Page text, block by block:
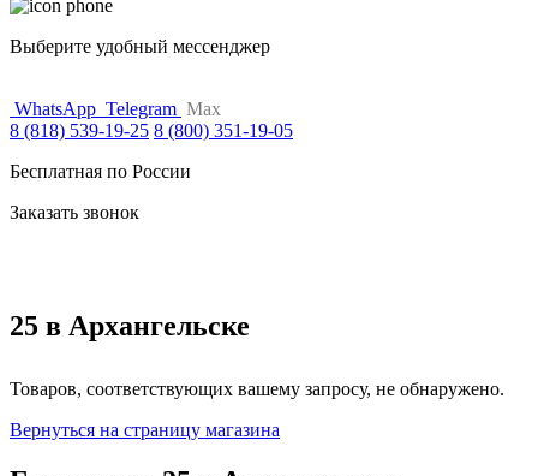
Выберите удобный мессенджер
WhatsApp Telegram Max
8 (818) 539-19-25 8 (800) 351-19-05
Бесплатная по России
Заказать звонок
25 в Архангельске
Товаров, соответствующих вашему запросу, не обнаружено.
Вернуться на страницу магазина